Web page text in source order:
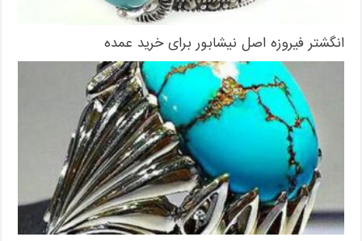
انگشتر فیروزه اصل نیشابور برای خرید عمده